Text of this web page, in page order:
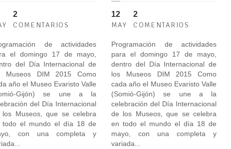
2
COMENTARIOS
de actividades
el domingo 17 de mayo,
del Día Internacional de
Museos DIM 2015 Como
año el Museo Evaristo Valle
Gijón) se une a la
del Día Internacional
los Museos, que se celebra
todo el mundo el día 18 de
con una completa y
12
MAY
2
COMENTARIOS
Programación de actividades
para el domingo 17 de mayo,
dentro del Día Internacional de
los Museos DIM 2015 Como
cada año el Museo Evaristo Valle
(Somió-Gijón) se une a la
celebración del Día Internacional
de los Museos, que se celebra
en todo el mundo el día 18 de
mayo, con una completa y
variada...